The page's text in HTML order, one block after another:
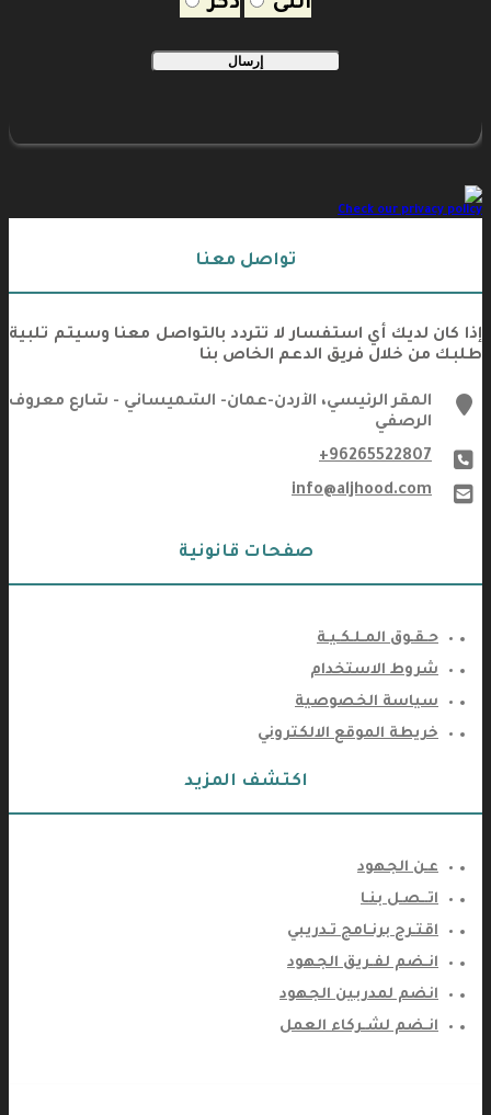
إرسال
Check our privacy policy
تواصل معنا
إذا كان لديك أي استفسار لا تتردد بالتواصل معنا وسيتم تلبية
طلبك من خلال فريق الدعم الخاص بنا
marker
المقر الرئيسي، الأردن-عمان- الشميساني - شارع معروف
الرصفي
phone
+96265522807
email
info@aljhood.com
صفحات قانونية
حـقـوق المـلـكـيـة
شروط الاستخدام
سياسة الخصوصية
خريطة الموقع الالكتروني
اكتشف المزيد
عـن الجهود
اتــصـل بنـا
اقتـرح برنـامج تـدريبي
انـضم لفـريق الجهود
انضم لمدربين الجهود
انـضم لشـركاء العمل